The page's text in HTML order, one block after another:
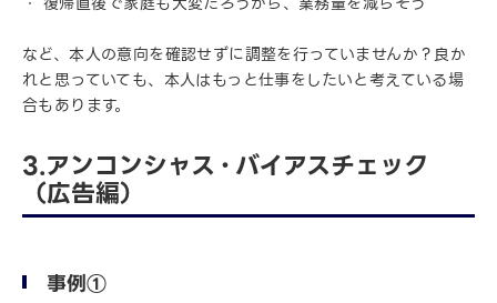
など、本人の意向を確認せずに調整を行っていませんか？良か
れと思っていても、本人はもっと仕事をしたいと考えている場
合もあります。
3.アンコンシャス・バイアスチェック
（広告編）
事例①